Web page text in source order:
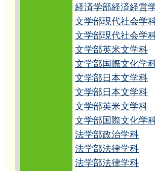
経済学部経済経営
文学部現代社会学
文学部現代社会学
文学部英米文学科
文学部国際文化学
文学部日本文学科
文学部日本文学科
文学部英米文学科
文学部国際文化学
法学部政治学科
法学部法律学科
法学部法律学科